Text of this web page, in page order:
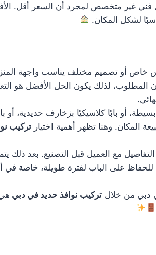
فني غير متخصص لمجرد أن السعر أقل.
لشكل المكان.
أو تصميم مختلف يناسب واجهة المنزل
المطلوب، لذلك يكون الحل الأفضل هو
أو بابًا كلاسيكيًا بزخارف حديدية، أو
المكان. وهنا تظهر أهمية اختيار تركيب
مع العميل قبل التصنيع. بعد ذلك
على الباب لفترة طويلة، خاصة في
دبي من خلال تركيب نوافذ حديد في دبي